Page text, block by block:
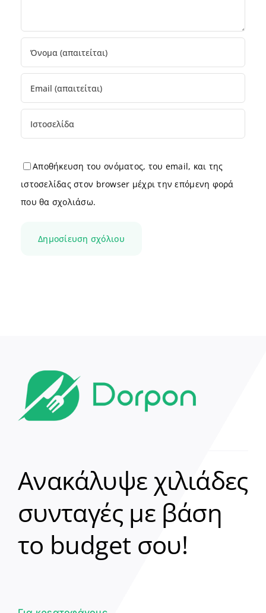
Αποθήκευση του ονόματος, του email, και της
ιστοσελίδας στον browser μέχρι την επόμενη φορά
που θα σχολιάσω.
Ανακάλυψε χιλιάδες
συνταγές με βάση
το budget σου!